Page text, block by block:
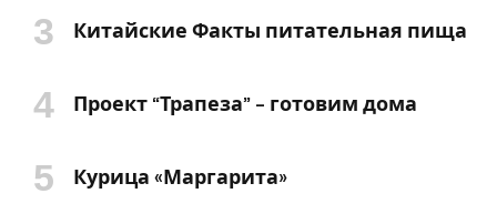
Китайские Факты питательная пища
Проект “Трапеза” – готовим дома
Курица «Маргарита»